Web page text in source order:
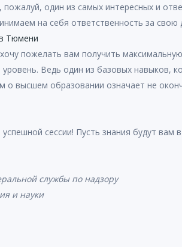
пожалуй, один из самых интересных и
на себя ответственность за свою
Тюмени
пожелать вам получить
Ведь один из базовых навыков,
о высшем образовании означает не
сессии! Пусть знания будут
службы по надзору
и науки